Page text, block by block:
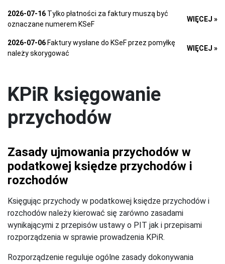
2026-07-16 Tylko płatności za faktury muszą być
oznaczane numerem KSeF
WIĘCEJ »
2026-07-06 Faktury wysłane do KSeF przez pomyłkę
należy skorygować
WIĘCEJ »
KPiR księgowanie
przychodów
Zasady ujmowania przychodów w
podatkowej księdze przychodów i
rozchodów
Księgując przychody w podatkowej księdze przychodów i
rozchodów należy kierować się zarówno zasadami
wynikającymi z przepisów ustawy o PIT jak i przepisami
rozporządzenia w sprawie prowadzenia KPiR.
Rozporządzenie reguluje ogólne zasady dokonywania